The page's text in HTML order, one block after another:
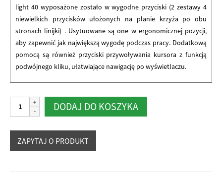
light 40 wyposażone zostało w wygodne przyciski (2 zestawy 4
niewielkich przycisków ułożonych na planie krzyża po obu
stronach linijki) . Usytuowane są one w ergonomicznej pozycji,
aby zapewnić jak największą wygodę podczas pracy. Dodatkową
pomocą są również przyciski przywoływania kursora z funkcją
podwójnego kliku, ułatwiające nawigację po wyświetlaczu.
ilość
b.note
linijka
DODAJ DO KOSZYKA